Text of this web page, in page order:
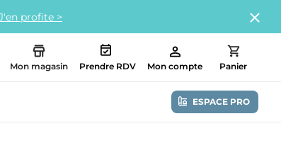
profite >
Mon magasin Prendre RDV Mon compte Panier
ESPACE PRO